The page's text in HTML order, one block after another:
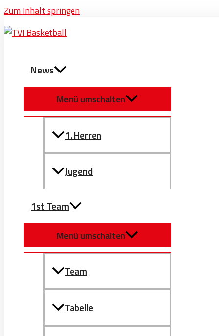
Zum Inhalt springen
News
Menü umschalten
1. Herren
Jugend
1st Team
Menü umschalten
Team
Tabelle